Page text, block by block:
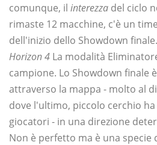
comunque, il interezza del ciclo
rimaste 12 macchine, c'è un
dell'inizio dello Showdown
Horizon 4 La modalità
campione. Lo Showdown finale
attraverso la mappa - molto al
dove l'ultimo, piccolo cerchio
giocatori - in una direzione
Non è perfetto ma è una specie